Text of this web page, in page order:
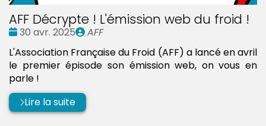
AFF Décrypte ! L'émission web du froid !
Date
30 avr. 2025
Publié
AFF
L'Association Française du Froid (AFF) a lancé en avril
le premier épisode son émission web, on vous en
parle !
Lire la suite